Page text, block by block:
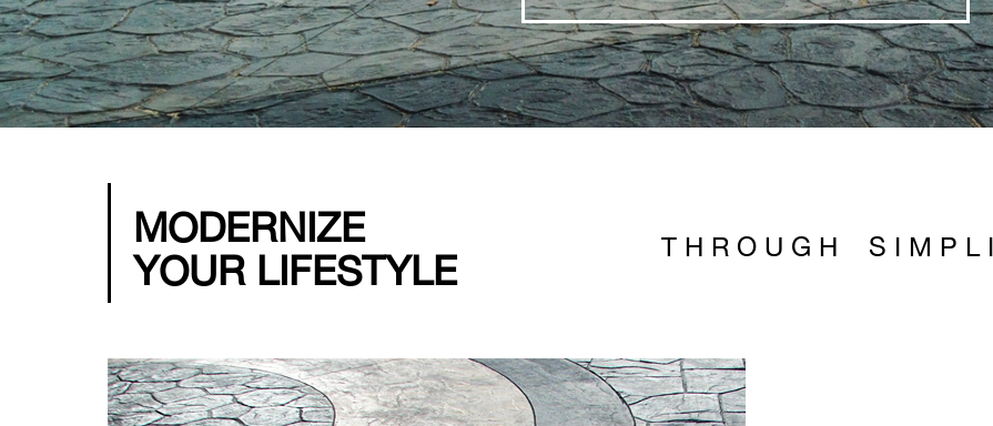
MODERNIZE
YOUR LIFESTYLE
T H R O U G H S I M P L